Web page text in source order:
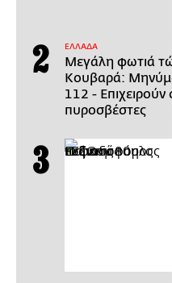
ΕΛΛΑΔΑ
Μεγάλη φωτιά
Κουβαρά:
112 -
πυροσβέστες